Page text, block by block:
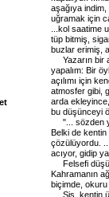
aşağıya
uğramak için
...kol saatime
tüp bitmiş,
buzlar erimiş,
Yazarın bir
yapalım: Bir
açılımı için
atmosfer gibi,
arda
bu düşünceyi
"... sözden
Belki de
çözülüyordu.
acıyor, gidip
Felsefi
Kahramanın
biçimde,
Sis, kentin